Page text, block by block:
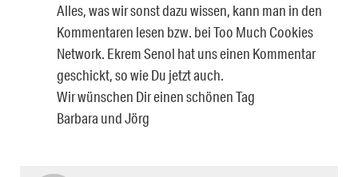
Alles, was wir sonst dazu wissen, kann man in den
Kommentaren lesen bzw. bei Too Much Cookies
Network. Ekrem Senol hat uns einen Kommentar
geschickt, so wie Du jetzt auch.
Wir wünschen Dir einen schönen Tag
Barbara und Jörg